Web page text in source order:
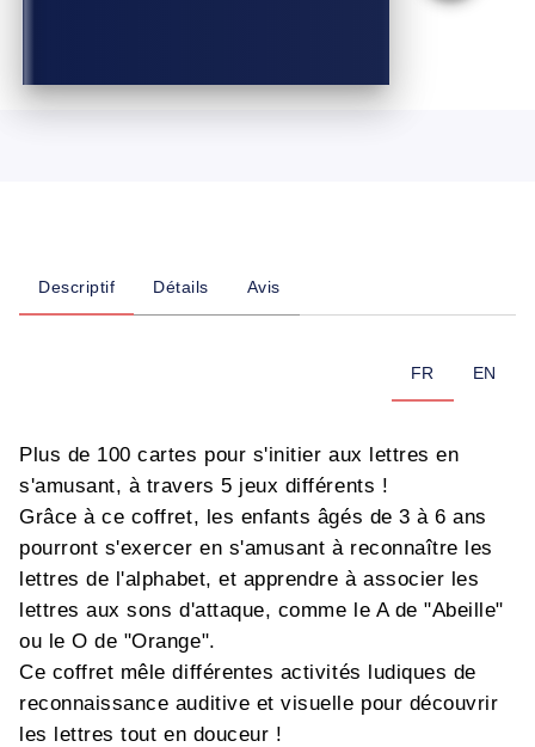
Descriptif Détails Avis
FR EN
Plus de 100 cartes pour s'initier aux lettres en
s'amusant, à travers 5 jeux différents !
Grâce à ce coffret, les enfants âgés de 3 à 6 ans
pourront s'exercer en s'amusant à reconnaître les
lettres de l'alphabet, et apprendre à associer les
lettres aux sons d'attaque, comme le A de "Abeille"
ou le O de "Orange".
Ce coffret mêle différentes activités ludiques de
reconnaissance auditive et visuelle pour découvrir
les lettres tout en douceur !